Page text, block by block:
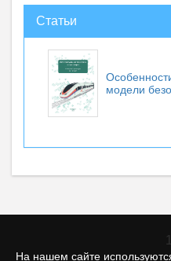
На нашем сайте
Статьи
модели